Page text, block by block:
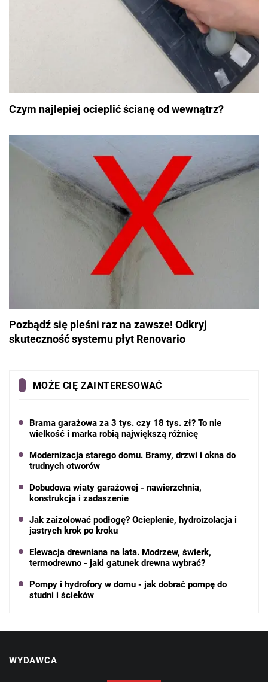
Czym najlepiej ocieplić ścianę od wewnątrz?
Pozbądź się pleśni raz na zawsze! Odkryj
skuteczność systemu płyt Renovario
MOŻE CIĘ ZAINTERESOWAĆ
Brama garażowa za 3 tys. czy 18 tys. zł? To nie
wielkość i marka robią największą różnicę
Modernizacja starego domu. Bramy, drzwi i okna do
trudnych otworów
Dobudowa wiaty garażowej - nawierzchnia,
konstrukcja i zadaszenie
Jak zaizolować podłogę? Ocieplenie, hydroizolacja i
jastrych krok po kroku
Elewacja drewniana na lata. Modrzew, świerk,
termodrewno - jaki gatunek drewna wybrać?
Pompy i hydrofory w domu - jak dobrać pompę do
studni i ścieków
WYDAWCA